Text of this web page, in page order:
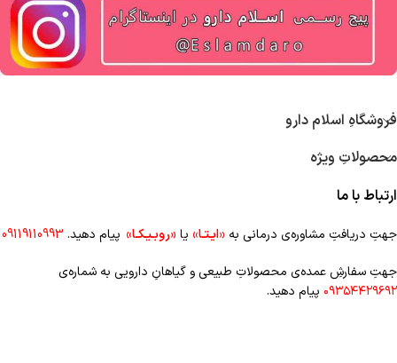
فروشگاهِ اسلام دارو
محصولاتِ ویژه
ارتباط با ما
جهتِ دریافتِ مشاوره‌ی درمانی به «ایـتـا» یا «روبـیـکـا» پیام دهید. 09119110993
جهتِ سفارشِ عمده‌‌ی محصولاتِ طبیعی و گیاهانِ دارویی به شماره‌ی
۰۹۳۵۴۴۲۹۶۹۲ پیام دهید.